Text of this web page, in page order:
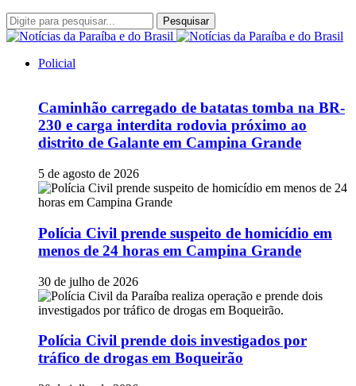
Pesquisar
Policial
Caminhão carregado de batatas tomba na BR-
230 e carga interdita rodovia próximo ao
distrito de Galante em Campina Grande
5 de agosto de 2026
Polícia Civil prende suspeito de homicídio em
menos de 24 horas em Campina Grande
30 de julho de 2026
Polícia Civil prende dois investigados por
tráfico de drogas em Boqueirão